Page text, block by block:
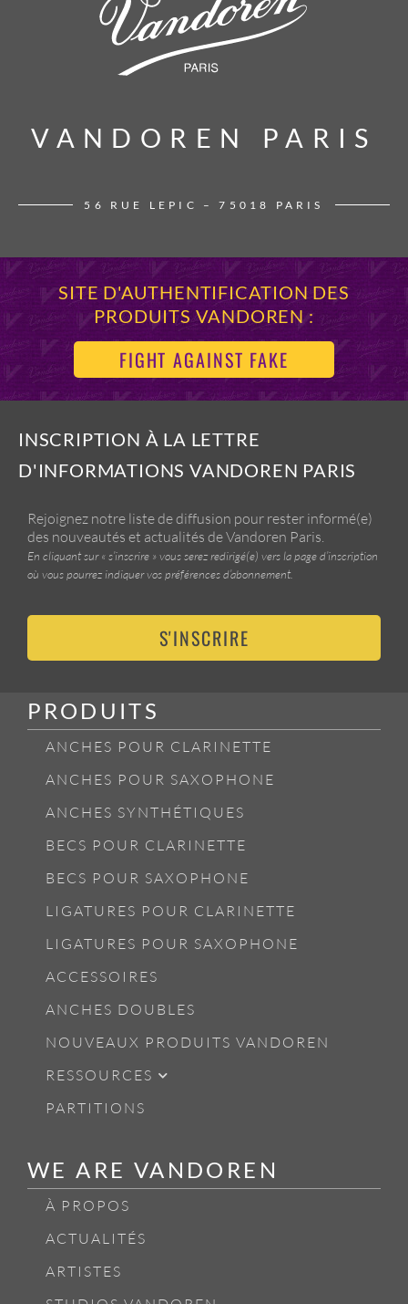
VANDOREN PARIS
VANDOREN PARIS
56 RUE LEPIC – 75018 PARIS
SITE D'AUTHENTIFICATION DES
PRODUITS VANDOREN :
FIGHT AGAINST FAKE
INSCRIPTION À LA LETTRE
D'INFORMATIONS VANDOREN PARIS
Rejoignez notre liste de diffusion pour rester informé(e)
des nouveautés et actualités de Vandoren Paris.
En cliquant sur « s’inscrire » vous serez redirigé(e) vers la page d’inscription
où vous pourrez indiquer vos préférences d’abonnement.
S'INSCRIRE
PRODUITS
ANCHES POUR CLARINETTE
ANCHES POUR SAXOPHONE
ANCHES SYNTHÉTIQUES
BECS POUR CLARINETTE
BECS POUR SAXOPHONE
LIGATURES POUR CLARINETTE
LIGATURES POUR SAXOPHONE
ACCESSOIRES
ANCHES DOUBLES
NOUVEAUX PRODUITS VANDOREN
RESSOURCES
PARTITIONS
WE ARE VANDOREN
À PROPOS
ACTUALITÉS
ARTISTES